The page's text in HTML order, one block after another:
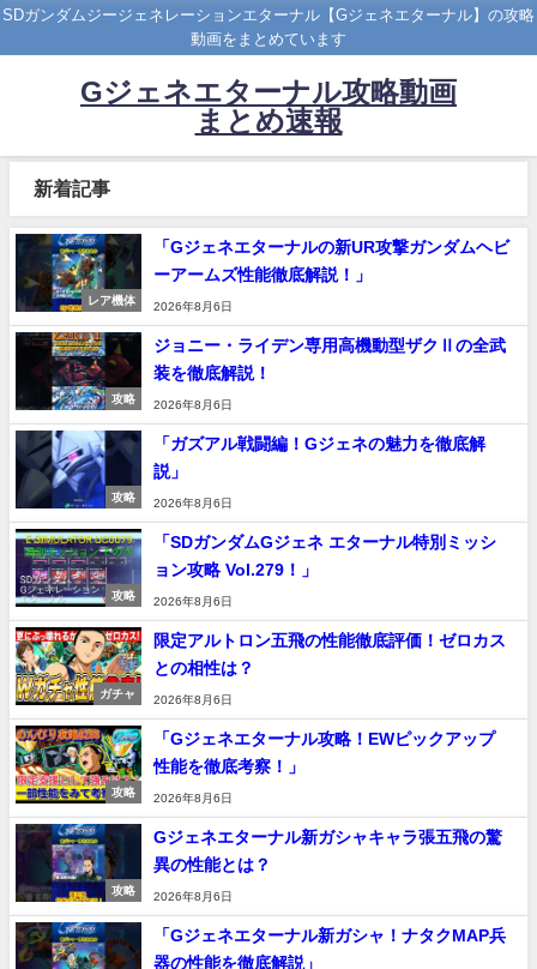
SDガンダムジージェネレーションエターナル【Gジェネエターナル】の攻略
動画をまとめています
Gジェネエターナル攻略動画
まとめ速報
新着記事
レア機体
「Gジェネエターナルの新UR攻撃ガンダムヘビ
ーアームズ性能徹底解説！」
2026年8月6日
攻略
ジョニー・ライデン専用高機動型ザクⅡの全武
装を徹底解説！
2026年8月6日
攻略
「ガズアル戦闘編！Gジェネの魅力を徹底解
説」
2026年8月6日
攻略
「SDガンダムGジェネ エターナル特別ミッシ
ョン攻略 Vol.279！」
2026年8月6日
ガチャ
限定アルトロン五飛の性能徹底評価！ゼロカス
との相性は？
2026年8月6日
攻略
「Gジェネエターナル攻略！EWピックアップ
性能を徹底考察！」
2026年8月6日
攻略
Gジェネエターナル新ガシャキャラ張五飛の驚
異の性能とは？
2026年8月6日
「Gジェネエターナル新ガシャ！ナタクMAP兵
器の性能を徹底解説」